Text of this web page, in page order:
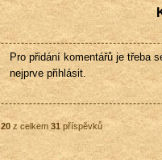
Pro přidání komentářů je třeba
nejprve přihlásit.
20z celkem 31 příspěvků